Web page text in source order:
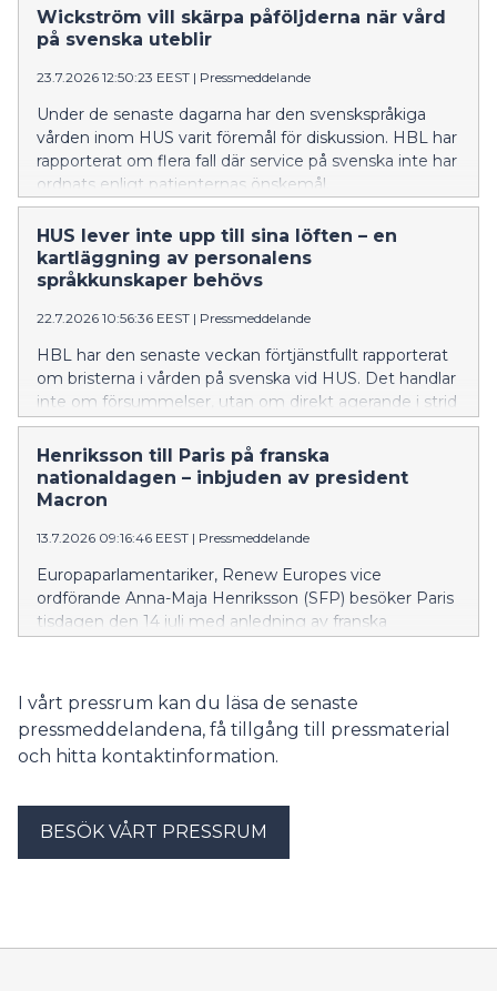
on asetettu etusijalle.
Wickström vill skärpa påföljderna när vård
på svenska uteblir
23.7.2026 12:50:23 EEST | Pressmeddelande
Under de senaste dagarna har den svenskspråkiga
vården inom HUS varit föremål för diskussion. HBL har
rapporterat om flera fall där service på svenska inte har
ordnats enligt patienternas önskemål.
HUS lever inte upp till sina löften – en
kartläggning av personalens
språkkunskaper behövs
22.7.2026 10:56:36 EEST | Pressmeddelande
HBL har den senaste veckan förtjänstfullt rapporterat
om bristerna i vården på svenska vid HUS. Det handlar
inte om försummelser, utan om direkt agerande i strid
med språklagstiftningen.
Henriksson till Paris på franska
nationaldagen – inbjuden av president
Macron
13.7.2026 09:16:46 EEST | Pressmeddelande
Europaparlamentariker, Renew Europes vice
ordförande Anna-Maja Henriksson (SFP) besöker Paris
tisdagen den 14 juli med anledning av franska
I vårt pressrum kan du läsa de senaste
pressmeddelandena, få tillgång till pressmaterial
och hitta kontaktinformation.
BESÖK VÅRT PRESSRUM